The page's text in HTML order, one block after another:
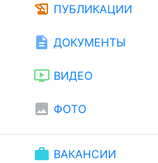
history_edu ПУБЛИКАЦИИ
description ДОКУМЕНТЫ
ondemand_video ВИДЕО
image ФОТО
work ВАКАНСИИ